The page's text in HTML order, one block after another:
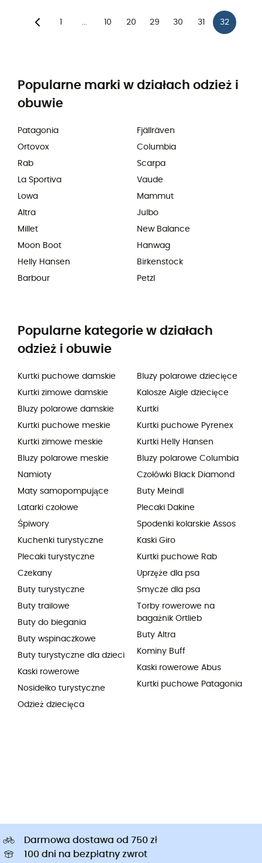
10 20 29 30 31 32
Popularne marki w działach odzież i
obuwie
Patagonia
Ortovox
Rab
La Sportiva
Lowa
Altra
Millet
Moon Boot
Helly Hansen
Barbour
Fjällräven
Columbia
Scarpa
Vaude
Mammut
Julbo
New Balance
Hanwag
Birkenstock
Petzl
Popularne kategorie w działach
odzież i obuwie
Kurtki puchowe damskie
Kurtki zimowe damskie
Bluzy polarowe damskie
Kurtki puchowe meskie
Kurtki zimowe meskie
Bluzy polarowe meskie
Namioty
Maty samopompujące
Latarki czołowe
Śpiwory
Kuchenki turystyczne
Plecaki turystyczne
Czekany
Buty turystyczne
Buty trailowe
Buty do biegania
Buty wspinaczkowe
Buty turystyczne dla dzieci
Kaski rowerowe
Nosidełko turystyczne
Odzież dziecięca
Bluzy polarowe dziecięce
Kalosze Aigle dziecięce
Kurtki
Kurtki puchowe Pyrenex
Kurtki Helly Hansen
Bluzy polarowe Columbia
Czołówki Black Diamond
Buty Meindl
Plecaki Dakine
Spodenki kolarskie Assos
Kaski Giro
Kurtki puchowe Rab
Uprzęże dla psa
Smycze dla psa
Torby rowerowe na
bagażnik Ortlieb
Buty Altra
Kominy Buff
Kaski rowerowe Abus
Kurtki puchowe Patagonia
Darmowa dostawa od 750 zł
100 dni na bezpłatny zwrot